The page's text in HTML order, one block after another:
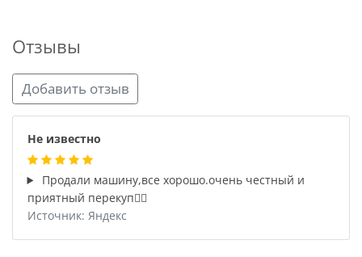
Отзывы
Добавить отзыв
Не известно
Продали машину,все хорошо.очень честный и
приятный перекуп👍🏻
Источник: Яндекс